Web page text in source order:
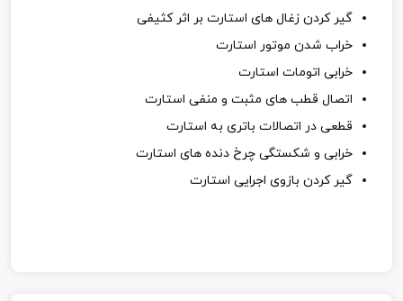
گیر کردن زغال های استارت بر اثر کثیفی
خراب شدن موتور استارت
خرابی اتومات استارت
اتصال قطب های مثبت و منفی استارت
قطعی در اتصالات باتری به استارت
خرابی و شکستگی چرخ دنده های استارت
گیر کردن بازوی اجرایی استارت